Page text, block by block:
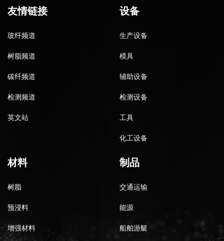
友情链接
玻纤频道
树脂频道
碳纤频道
检测频道
英文站
设备
生产设备
模具
辅助设备
检测设备
工具
化工设备
材料
树脂
预浸料
增强材料
制品
交通运输
能源
船舶游艇